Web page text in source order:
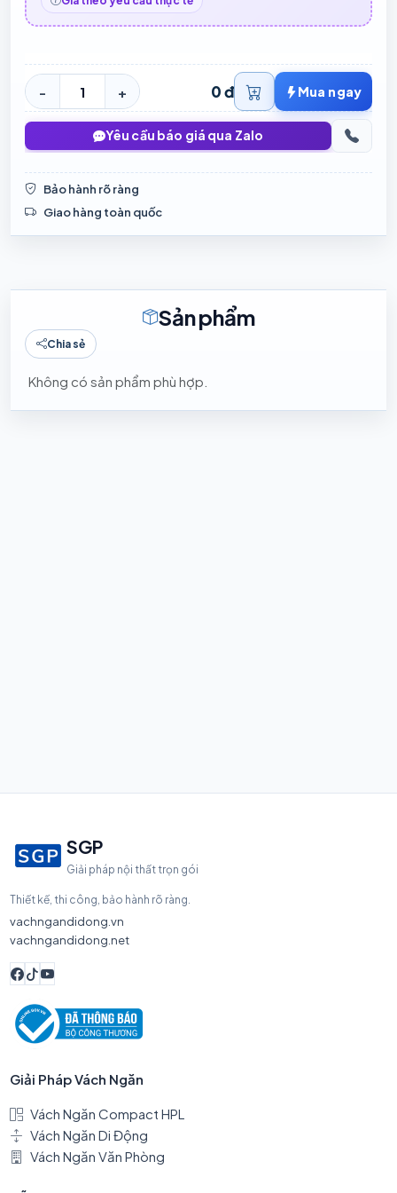
- + 0 đ Mua ngay
Yêu cầu báo giá qua Zalo
Bảo hành rõ ràng
Giao hàng toàn quốc
Sản phẩm
Chia sẻ
Không có sản phẩm phù hợp.
SGP
Giải pháp nội thất trọn gói
Thiết kế, thi công, bảo hành rõ ràng.
vachngandidong.vn
vachngandidong.net
Giải Pháp Vách Ngăn
Vách Ngăn Compact HPL
Vách Ngăn Di Động
Vách Ngăn Văn Phòng